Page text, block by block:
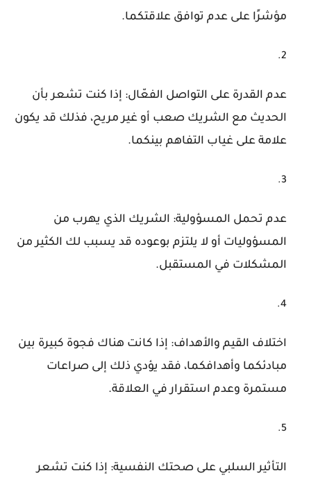
مؤشرًا على عدم توافق علاقتكما.
عدم القدرة على التواصل الفعّال: إذا كنت تشعر بأن
الحديث مع الشريك صعب أو غير مريح، فذلك قد يكون
علامة على غياب التفاهم بينكما.
عدم تحمل المسؤولية: الشريك الذي يهرب من
المسؤوليات أو لا يلتزم بوعوده قد يسبب لك الكثير من
المشكلات في المستقبل.
اختلاف القيم والأهداف: إذا كانت هناك فجوة كبيرة بين
مبادئكما وأهدافكما، فقد يؤدي ذلك إلى صراعات
مستمرة وعدم استقرار في العلاقة.
التأثير السلبي على صحتك النفسية: إذا كنت تشعر